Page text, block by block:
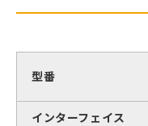
型番
インターフェイス